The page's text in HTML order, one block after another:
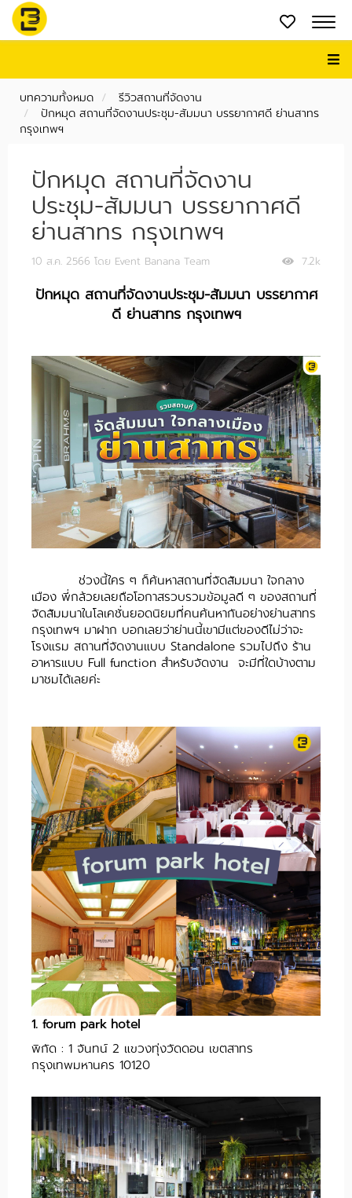
บทความทั้งหมด
รีวิวสถานที่จัดงาน
ปักหมุด สถานที่จัดงานประชุม-สัมมนา บรรยากาศดี ย่านสาทร
กรุงเทพฯ
ปักหมุด สถานที่จัดงาน
ประชุม-สัมมนา บรรยากาศดี
ย่านสาทร กรุงเทพฯ
7.2k
10 ส.ค. 2566 โดย Event Banana Team
ปักหมุด สถานที่จัดงานประชุม-สัมมนา บรรยากาศ
ดี ย่านสาทร กรุงเทพฯ
ช่วงนี้ใคร ๆ ก็ค้นหาสถานที่จัดสัมมนา ใจกลาง
เมือง พี่กล้วยเลยถือโอกาสรวบรวมข้อมูลดี ๆ ของสถานที่
จัดสัมมนาในโลเคชั่นยอดนิยมที่คนค้นหากันอย่างย่านสาทร
กรุงเทพฯ มาฝาก บอกเลยว่าย่านนี้เขามีแต่ของดีไม่ว่าจะ
โรงแรม สถานที่จัดงานแบบ Standalone รวมไปถึง ร้าน
อาหารแบบ Full function สำหรับจัดงาน จะมีที่ใดบ้างตาม
มาชมได้เลยค่ะ
1. forum park hotel
พิกัด : 1 จันทน์ 2 แขวงทุ่งวัดดอน เขตสาทร
กรุงเทพมหานคร 10120